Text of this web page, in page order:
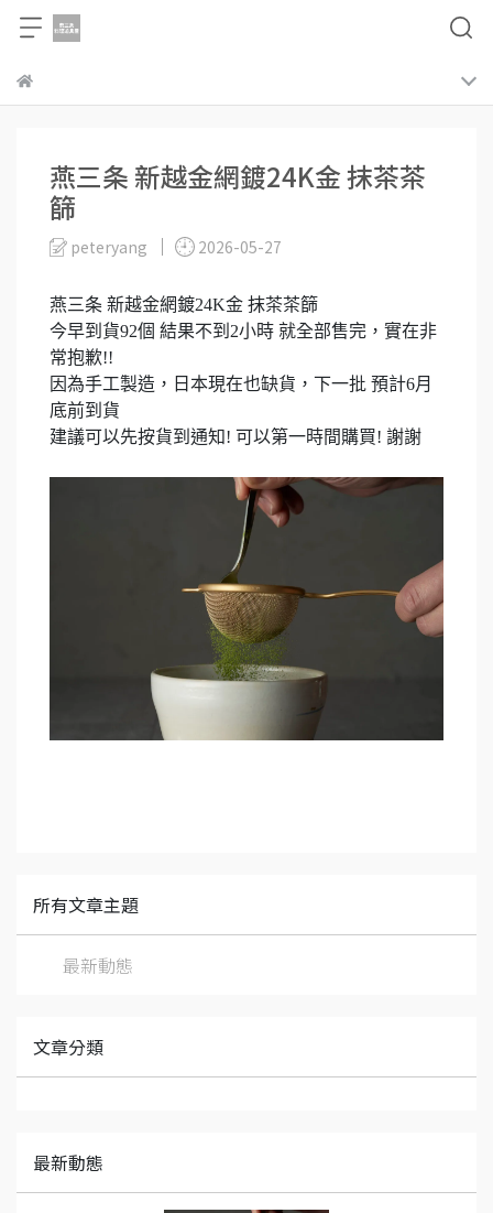
燕三条 新越金網鍍24K金 抹茶茶
篩
peteryang 2026-05-27
燕三条 新越金網鍍24K金 抹茶茶篩
今早到貨92個 結果不到2小時 就全部售完，實在非
常抱歉!!
因為手工製造，日本現在也缺貨，下一批 預計6月
底前到貨
建議可以先按貨到通知! 可以第一時間購買! 謝謝
所有文章主題
最新動態
文章分類
最新動態